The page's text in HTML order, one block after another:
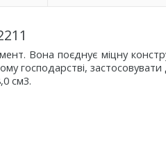
Вона поєднує міцну
застосовувати
см3.